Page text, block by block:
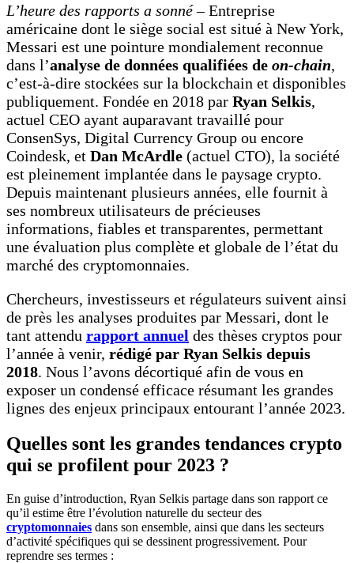
L’heure des rapports a sonné– Entreprise
américaine dont le siège social est situé à New York,
Messari est une pointure mondialement reconnue
dans l’analyse de données qualifiées de on-chain,
c’est-à-dire stockées sur la blockchain et disponibles
publiquement. Fondée en 2018 par Ryan Selkis,
actuel CEO ayant auparavant travaillé pour
ConsenSys, Digital Currency Group ou encore
Coindesk, et Dan McArdle (actuel CTO), la société
est pleinement implantée dans le paysage crypto.
Depuis maintenant plusieurs années, elle fournit à
ses nombreux utilisateurs de précieuses
informations, fiables et transparentes, permettant
une évaluation plus complète et globale de l’état du
marché des cryptomonnaies.
Chercheurs, investisseurs et régulateurs suivent ainsi
de près les analyses produites par Messari, dont le
tant attendu rapport annuel des thèses cryptos pour
l’année à venir, rédigé par Ryan Selkis depuis
2018. Nous l’avons décortiqué afin de vous en
exposer un condensé efficace résumant les grandes
lignes des enjeux principaux entourant l’année 2023.
Quelles sont les grandes tendances crypto
qui se profilent pour 2023 ?
En guise d’introduction, Ryan Selkis partage dans son rapport ce
qu’il estime être l’évolution naturelle du secteur des
cryptomonnaies dans son ensemble, ainsi que dans les secteurs
d’activité spécifiques qui se dessinent progressivement. Pour
reprendre ses termes :